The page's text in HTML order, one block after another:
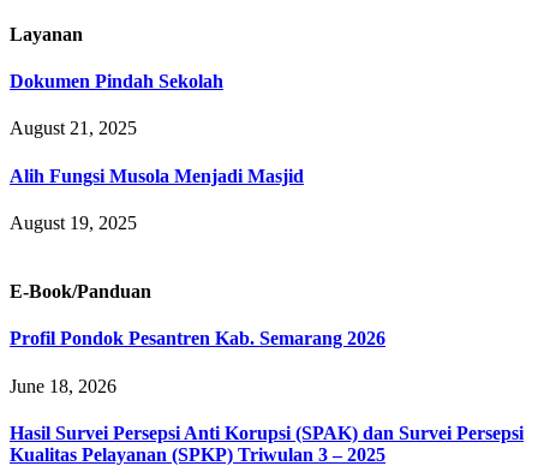
Layanan
Dokumen Pindah Sekolah
August 21, 2025
Alih Fungsi Musola Menjadi Masjid
August 19, 2025
E-Book/Panduan
Profil Pondok Pesantren Kab. Semarang 2026
June 18, 2026
Hasil Survei Persepsi Anti Korupsi (SPAK) dan Survei Persepsi
Kualitas Pelayanan (SPKP) Triwulan 3 – 2025